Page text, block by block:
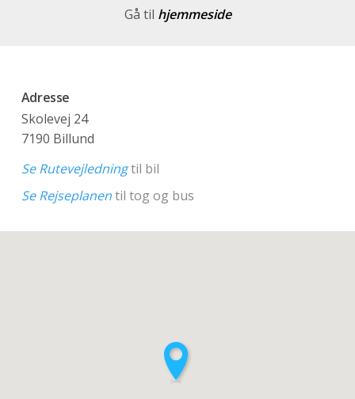
Gå til hjemmeside
Adresse
Skolevej 24
7190 Billund
Se Rutevejledningtil bil
Se Rejseplanentil tog og bus